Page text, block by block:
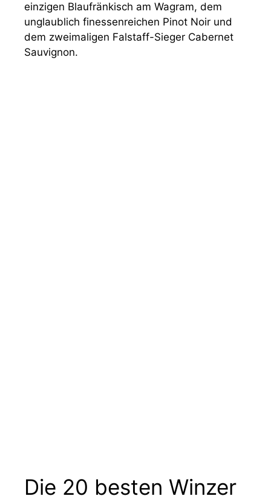
einzigen Blaufränkisch am Wagram, dem
unglaublich finessenreichen Pinot Noir und
dem zweimaligen Falstaff-Sieger Cabernet
Sauvignon.
Die 20 besten Winzer